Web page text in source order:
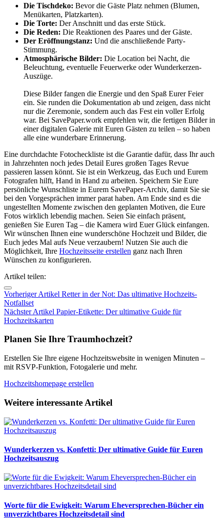
Die Tischdeko: Bevor die Gäste Platz nehmen (Blumen,
Menükarten, Platzkarten).
Die Torte: Der Anschnitt und das erste Stück.
Die Reden: Die Reaktionen des Paares und der Gäste.
Der Eröffnungstanz: Und die anschließende Party-
Stimmung.
Atmosphärische Bilder: Die Location bei Nacht, die
Beleuchtung, eventuelle Feuerwerke oder Wunderkerzen-
Auszüge.
Diese Bilder fangen die Energie und den Spaß Eurer Feier
ein. Sie runden die Dokumentation ab und zeigen, dass nicht
nur die Zeremonie, sondern auch das Fest ein voller Erfolg
war. Bei SavePaper.work empfehlen wir, die fertigen Bilder in
einer digitalen Galerie mit Euren Gästen zu teilen – so haben
alle eine wunderbare Erinnerung.
Eine durchdachte Fotocheckliste ist die Garantie dafür, dass Ihr auch
in Jahrzehnten noch jedes Detail Eures großen Tages Revue
passieren lassen könnt. Sie ist ein Werkzeug, das Euch und Eurem
Fotografen hilft, Hand in Hand zu arbeiten. Speichern Sie Eure
persönliche Wunschliste in Eurem SavePaper-Archiv, damit Sie sie
bei den Vorgesprächen immer parat haben. Am Ende sind es die
ungestellten Momente zwischen den geplanten Motiven, die Eure
Fotos wirklich lebendig machen. Seien Sie einfach präsent,
genießen Sie Euren Tag – die Kamera wird Euer Glück einfangen.
Wir wünschen Ihnen eine wunderschöne Hochzeit und Bilder, die
Euch jedes Mal aufs Neue verzaubern! Nutzen Sie auch die
Möglichkeit, Ihre Hochzeitsseite erstellen ganz nach Ihren
Wünschen zu konfigurieren.
Artikel teilen:
Vorheriger Artikel Retter in der Not: Das ultimative Hochzeits-
Notfallset
Nächster Artikel Papier-Etikette: Der ultimative Guide für
Hochzeitskarten
Planen Sie Ihre Traumhochzeit?
Erstellen Sie Ihre eigene Hochzeitswebsite in wenigen Minuten –
mit RSVP-Funktion, Fotogalerie und mehr.
Hochzeitshomepage erstellen
Weitere interessante Artikel
Wunderkerzen vs. Konfetti: Der ultimative Guide für Euren
Hochzeitsauszug
Worte für die Ewigkeit: Warum Eheversprechen-Bücher ein
unverzichtbares Hochzeitsdetail sind